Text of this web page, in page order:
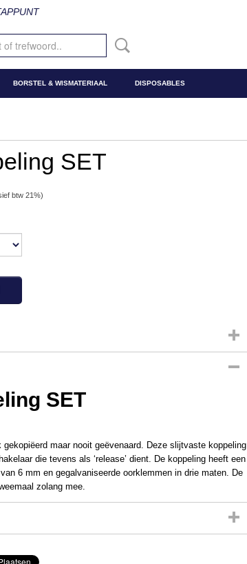
BORSTEL & WISMATERIAAL DISPOSABLES
SET
btw 21%)
SET
maar nooit geëvenaard. Deze slijtvaste koppeling
die tevens als ‘release’ dient. De koppeling heeft een
6 mm en gegalvaniseerde oorklemmen in drie maten. De
zolang mee.